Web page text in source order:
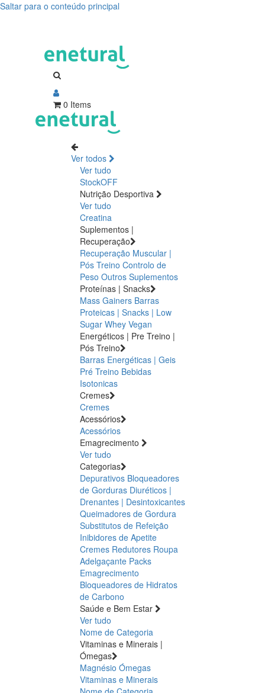
Saltar para o conteúdo principal
0 Items
Ver todos
Ver tudo
StockOFF
Nutrição Desportiva
Ver tudo
Creatina
Suplementos |
Recuperação
Recuperação Muscular |
Pós Treino Controlo de
Peso Outros Suplementos
Proteínas | Snacks
Mass Gainers Barras
Proteicas | Snacks | Low
Sugar Whey Vegan
Energéticos | Pre Treino |
Pós Treino
Barras Energéticas | Geis
Pré Treino Bebidas
Isotonicas
Cremes
Cremes
Acessórios
Acessórios
Emagrecimento
Ver tudo
Categorias
Depurativos Bloqueadores
de Gorduras Diuréticos |
Drenantes | Desintoxicantes
Queimadores de Gordura
Substitutos de Refeição
Inibidores de Apetite
Cremes Redutores Roupa
Adelgaçante Packs
Emagrecimento
Bloqueadores de Hidratos
de Carbono
Saúde e Bem Estar
Ver tudo
Nome de Categoria
Vitaminas e Minerais |
Ómegas
Magnésio Ómegas
Vitaminas e Minerais